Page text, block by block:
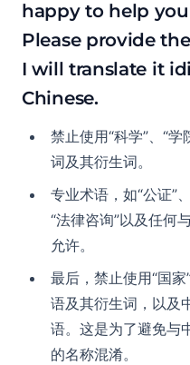
happy to help
Please provide
I will translate it
Chinese.
禁止使用“科学”、“学
词及其衍生词。
专业术语，如“公证”
“法律咨询”以及任何
允许。
最后，禁止使用“国家
语及其衍生词，以及
语。这是为了避免与
的名称混淆。